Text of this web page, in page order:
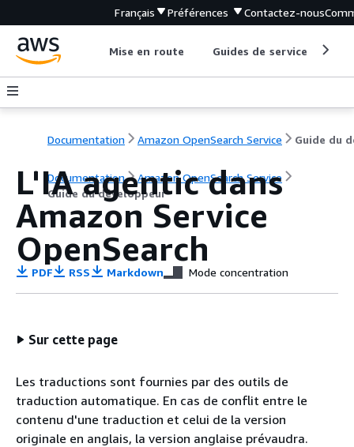
Français Préférences Contactez-nous
Mise en route Guides de service
Documentation Amazon OpenSearch Service
Documentation
Amazon OpenSearch Service
Guide du développeur
L'IA agentic dans
Amazon Service
OpenSearch
PDF RSS Markdown Mode concentration
Sur cette page
Les traductions sont fournies par des outils de
traduction automatique. En cas de conflit entre le
contenu d'une traduction et celui de la version
originale en anglais, la version anglaise prévaudra.